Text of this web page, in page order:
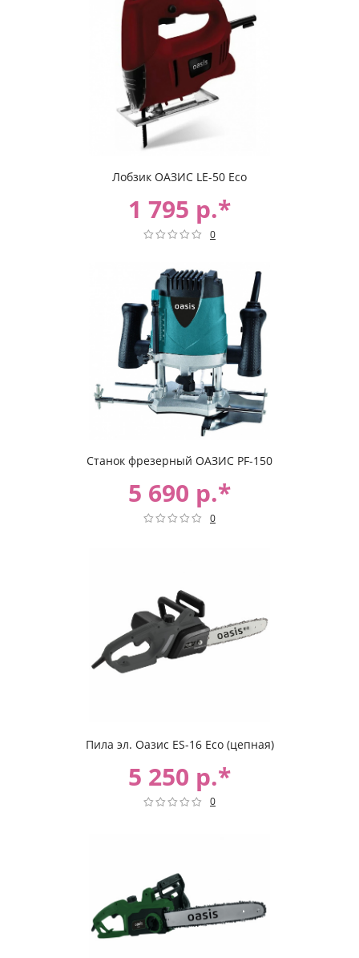
Лобзик ОАЗИС LE-50 Eco
1 795 р.*
0
Станок фрезерный ОАЗИС PF-150
5 690 р.*
0
Пила эл. Оазис ES-16 Eco (цепная)
5 250 р.*
0